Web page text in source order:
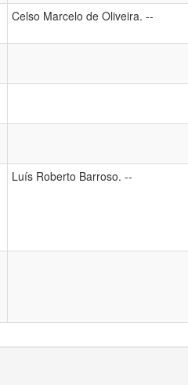
Celso Marcelo de Oliveira. --
Luís Roberto Barroso. --